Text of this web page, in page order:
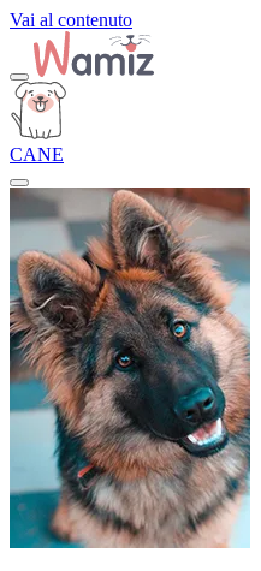
Vai al contenuto
CANE